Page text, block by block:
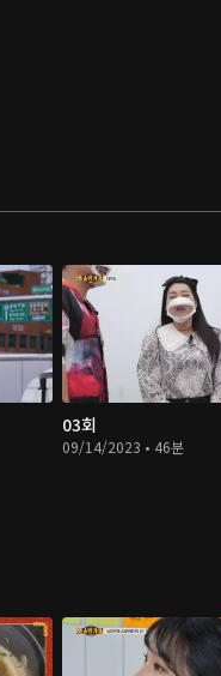
03회
09/14/2023 • 46분